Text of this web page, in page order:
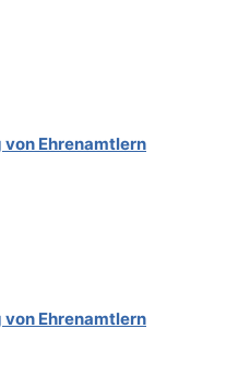
Ehrenamtlern
Ehrenamtlern